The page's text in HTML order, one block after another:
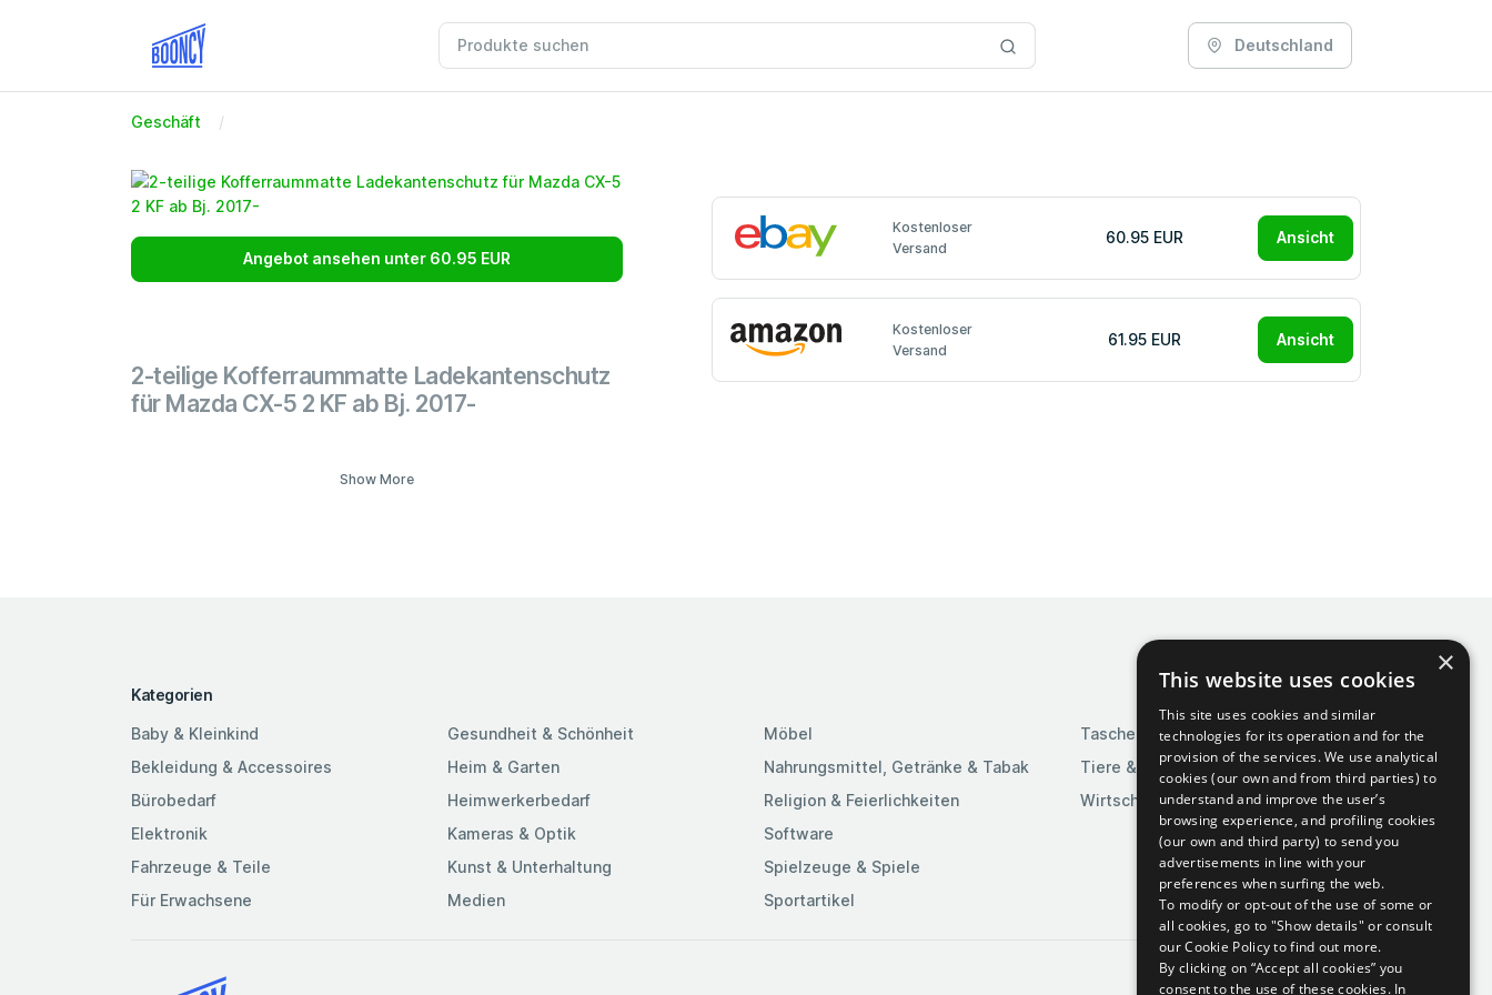
Deutschland
Geschäft
Angebot ansehen unter 60.95 EUR
2-teilige Kofferraummatte Ladekantenschutz
für Mazda CX-5 2 KF ab Bj. 2017-
Show More
Kostenloser
Versand
60.95 EUR Ansicht
Kostenloser
Versand
61.95 EUR Ansicht
Kategorien
Baby & Kleinkind
Bekleidung & Accessoires
Bürobedarf
Elektronik
Fahrzeuge & Teile
Für Erwachsene
Gesundheit & Schönheit
Heim & Garten
Heimwerkerbedarf
Kameras & Optik
Kunst & Unterhaltung
Medien
Möbel
Nahrungsmittel, Getränke & Tabak
Religion & Feierlichkeiten
Software
Spielzeuge & Spiele
Sportartikel
Taschen & Gepäck
Tiere & Tierbedarf
Wirtschaft & Industrie
×
This website uses cookies
This site uses cookies and similar
technologies for its operation and for the
provision of the services. We use analytical
cookies (our own and from third parties) to
understand and improve the user’s
browsing experience, and profiling cookies
(our own and third party) to send you
advertisements in line with your
preferences when surfing the web.
To modify or opt-out of the use of some or
all cookies, go to "Show details" or consult
our Cookie Policy to find out more.
By clicking on “Accept all cookies” you
consent to the use of these cookies. In